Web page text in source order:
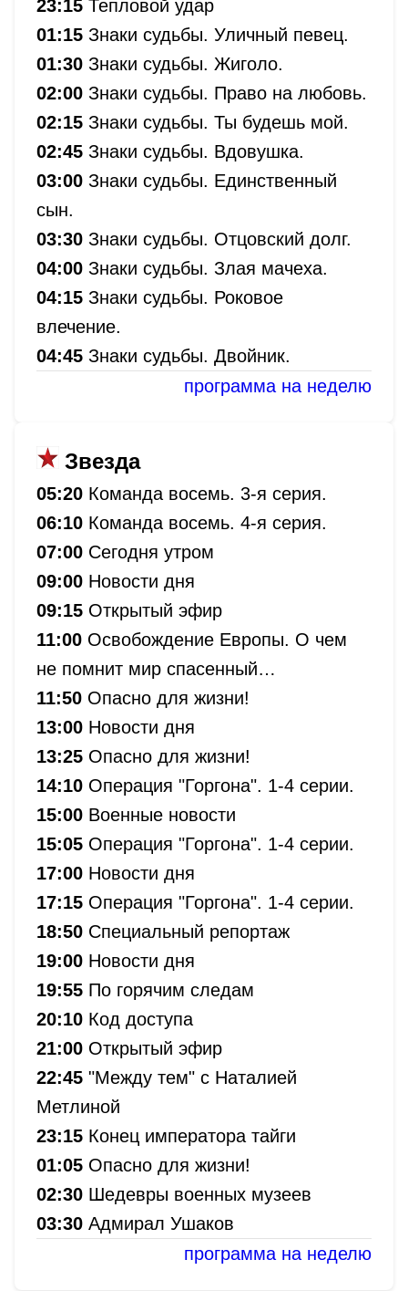
23:15 Тепловой удар
01:15 Знаки судьбы. Уличный певец.
01:30 Знаки судьбы. Жиголо.
02:00 Знаки судьбы. Право на любовь.
02:15 Знаки судьбы. Ты будешь мой.
02:45 Знаки судьбы. Вдовушка.
03:00 Знаки судьбы. Единственный
сын.
03:30 Знаки судьбы. Отцовский долг.
04:00 Знаки судьбы. Злая мачеха.
04:15 Знаки судьбы. Роковое
влечение.
04:45 Знаки судьбы. Двойник.
программа на неделю
Звезда
05:20 Команда восемь. 3-я серия.
06:10 Команда восемь. 4-я серия.
07:00 Сегодня утром
09:00 Новости дня
09:15 Открытый эфир
11:00 Освобождение Европы. О чем
не помнит мир спасенный…
11:50 Опасно для жизни!
13:00 Новости дня
13:25 Опасно для жизни!
14:10 Операция "Горгона". 1-4 серии.
15:00 Военные новости
15:05 Операция "Горгона". 1-4 серии.
17:00 Новости дня
17:15 Операция "Горгона". 1-4 серии.
18:50 Специальный репортаж
19:00 Новости дня
19:55 По горячим следам
20:10 Код доступа
21:00 Открытый эфир
22:45 "Между тем" с Наталией
Метлиной
23:15 Конец императора тайги
01:05 Опасно для жизни!
02:30 Шедевры военных музеев
03:30 Адмирал Ушаков
программа на неделю